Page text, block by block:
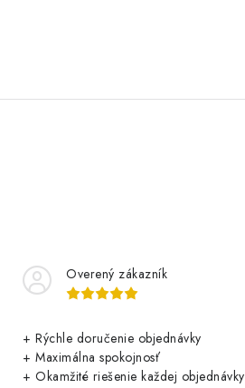
Overený zákazník
+ Rýchle doručenie objednávky
+ Maximálna spokojnosť
+ Okamžité riešenie každej objednávky